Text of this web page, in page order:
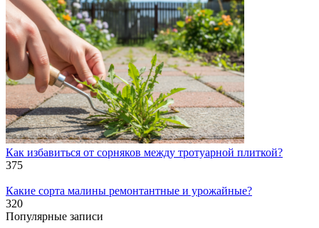
Как избавиться от сорняков между тротуарной плиткой?
375
Какие сорта малины ремонтантные и урожайные?
320
Популярные записи